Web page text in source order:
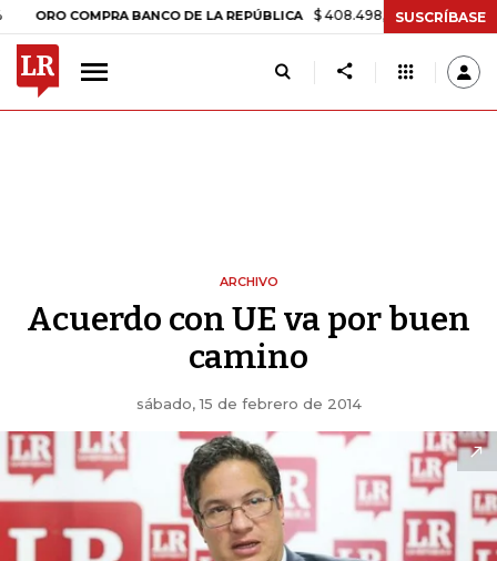
COMPRA BANCO DE LA REPÚBLICA $ 408.498,97 +$ 8.753,81
SUSCRÍBASE
ARCHIVO
Acuerdo con UE va por buen
camino
sábado, 15 de febrero de 2014